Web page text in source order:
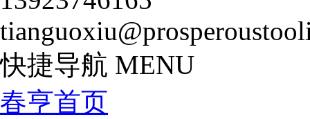
快捷导航 MENU
春亨首页